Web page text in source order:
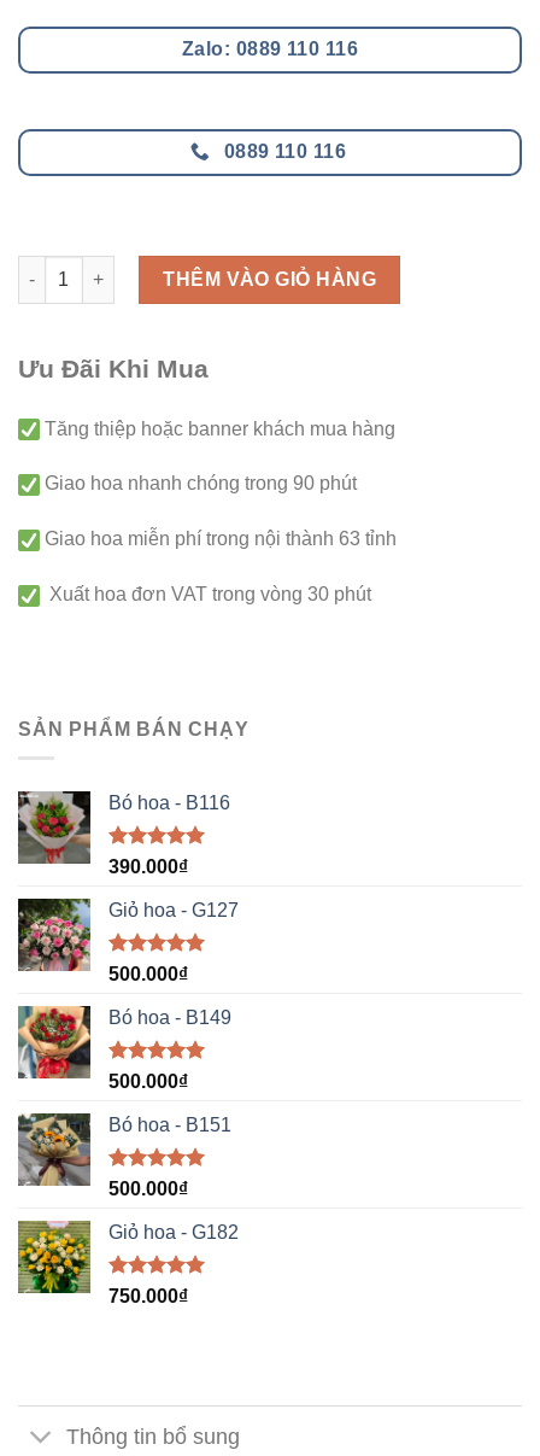
Zalo: 0889 110 116
0889 110 116
Hoa viếng - V143 số lượng
THÊM VÀO GIỎ HÀNG
Ưu Đãi Khi Mua
Tăng thiệp hoặc banner khách mua hàng
Giao hoa nhanh chóng trong 90 phút
Giao hoa miễn phí trong nội thành 63 tỉnh
Xuất hoa đơn VAT trong vòng 30 phút
SẢN PHẨM BÁN CHẠY
Bó hoa - B116
Được xếp
5 sao
390.000₫
Giỏ hoa - G127
Được xếp
5 sao
500.000₫
Bó hoa - B149
Được xếp
5 sao
500.000₫
Bó hoa - B151
Được xếp
5 sao
500.000₫
Giỏ hoa - G182
Được xếp
750.000₫
Thông tin bổ sung